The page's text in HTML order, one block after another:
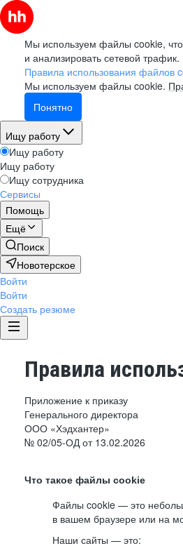
Мы используем файлы cookie,
и анализировать сетевой трафик.
Правила использования файлов
Мы используем файлы cookie.
Понятно
Ищу работу
Ищу работу
Ищу работу
Ищу сотрудника
Сервисы
Помощь
Ещё
Поиск
Новотерское
Войти
Войти
Создать резюме
Правила
Приложение к приказу
Генерального директора
ООО «Хэдхантер»
№ 02/05-ОД от 13.02.2026
Что такое файлы cookie
Файлы cookie — это
в вашем браузере или на
Наши сайты — это: